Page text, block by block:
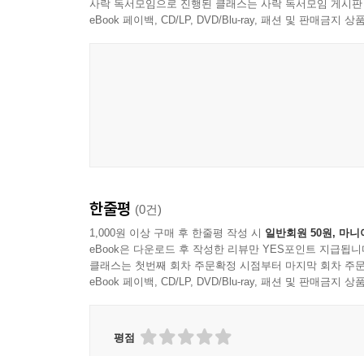
4. 소속 및 산하기관 관리
5. 기관별 폭력 예방교육 실적 정보 검색
8. 일반국민에 대한 폭력예방교육 홍보
9. 폭력예방교육 현장점검 및 컨설팅 실시에 따른
10. 폭력예방교육 실시 전 예방교육 취지 안내
11. 직장 내 성희롱·성폭력 등 예방교육 시 조합 의
Ⅲ. 성희롱 방지조치 등 운영안내
사락 독서모임으로 진행된 클래스는 사락 독서모임 게시
eBook 페이백, CD/LP, DVD/Blu-ray, 패션 및 판매금지 상
한줄평 (0건)
1,000원 이상 구매 후 한줄평 작성 시 일반회원 50원, 마니
eBook은 다운로드 후 작성한 리뷰만 YES포인트 지급됩니
클래스는 첫번째 회차 주문확정 시점부터 마지막 회차 주
eBook 페이백, CD/LP, DVD/Blu-ray, 패션 및 판매금지 상
평점